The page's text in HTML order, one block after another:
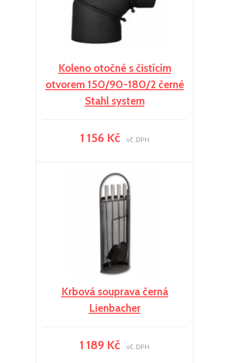
Koleno otočné s čistícím
otvorem 150/90-180/2 černé
Stahl system
1 156 Kč vč. DPH
Krbová souprava černá
Lienbacher
1 189 Kč vč. DPH